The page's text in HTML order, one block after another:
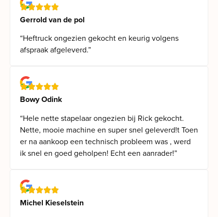
Gerrold van de pol
“Heftruck ongezien gekocht en keurig volgens
afspraak afgeleverd.”
Bowy Odink
“Hele nette stapelaar ongezien bij Rick gekocht.
Nette, mooie machine en super snel geleverd!t Toen
er na aankoop een technisch probleem was , werd
ik snel en goed geholpen! Echt een aanrader!”
Michel Kieselstein